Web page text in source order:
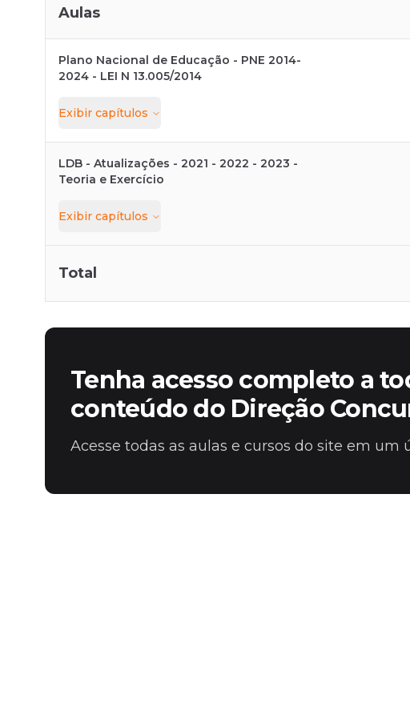
Aulas
Plano Nacional de Educação - PNE 2014-
2024 - LEI N 13.005/2014
Exibir capítulos
LDB - Atualizações - 2021 - 2022 - 2023 -
Teoria e Exercício
Exibir capítulos
Total
Tenha acesso completo a
conteúdo do Direção
Acesse todas as aulas e cursos do site em um